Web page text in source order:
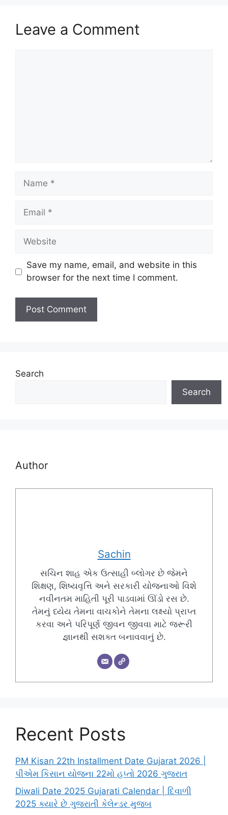
Leave a Comment
Name
Email
Website
Save my name, email, and website in this
browser for the next time I comment.
Search
Search
Author
Sachin
સચિન શાહ એક ઉત્સાહી બ્લોગર છે જેમને
શિક્ષણ, શિષ્યવૃત્તિ અને સરકારી યોજનાઓ વિશે
નવીનતમ માહિતી પૂરી પાડવામાં ઊંડો રસ છે.
તેમનું ધ્યેય તેમના વાચકોને તેમના લક્ષ્યો પ્રાપ્ત
કરવા અને પરિપૂર્ણ જીવન જીવવા માટે જરૂરી
જ્ઞાનથી સશક્ત બનાવવાનું છે.
Recent Posts
PM Kisan 22th Installment Date Gujarat 2026 |
પીએમ કિસાન યોજના 22મો હપ્તો 2026 ગુજરાત
Diwali Date 2025 Gujarati Calendar | દિવાળી
2025 ક્યારે છે ગુજરાતી કેલેન્ડર મુજબ